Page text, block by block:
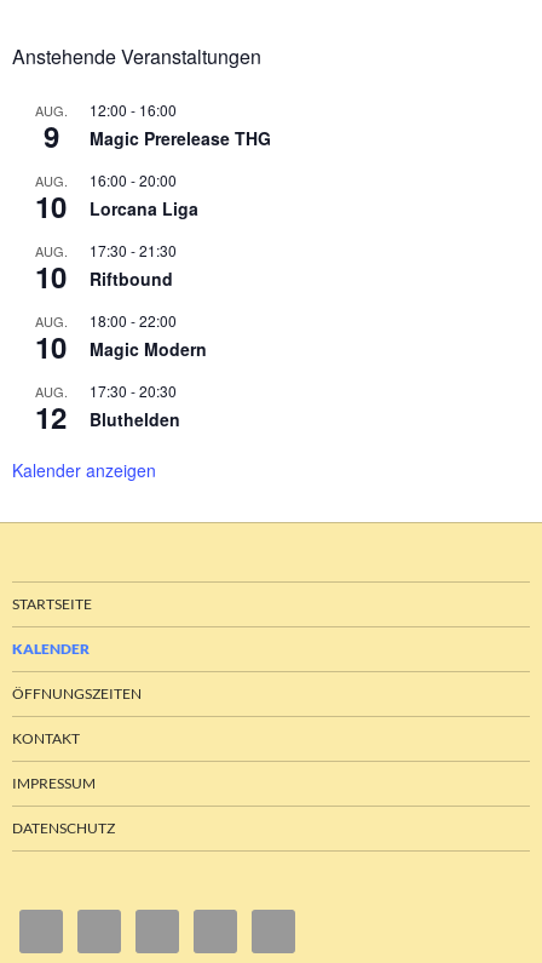
Anstehende Veranstaltungen
AUG.
9
12:00 - 16:00
Magic Prerelease THG
AUG.
10
16:00 -20:00
Lorcana Liga
AUG.
10
17:30 -21:30
Riftbound
AUG.
10
18:00 -22:00
Magic Modern
AUG.
12
17:30 -20:30
Bluthelden
Kalender anzeigen
STARTSEITE
KALENDER
ÖFFNUNGSZEITEN
KONTAKT
IMPRESSUM
DATENSCHUTZ